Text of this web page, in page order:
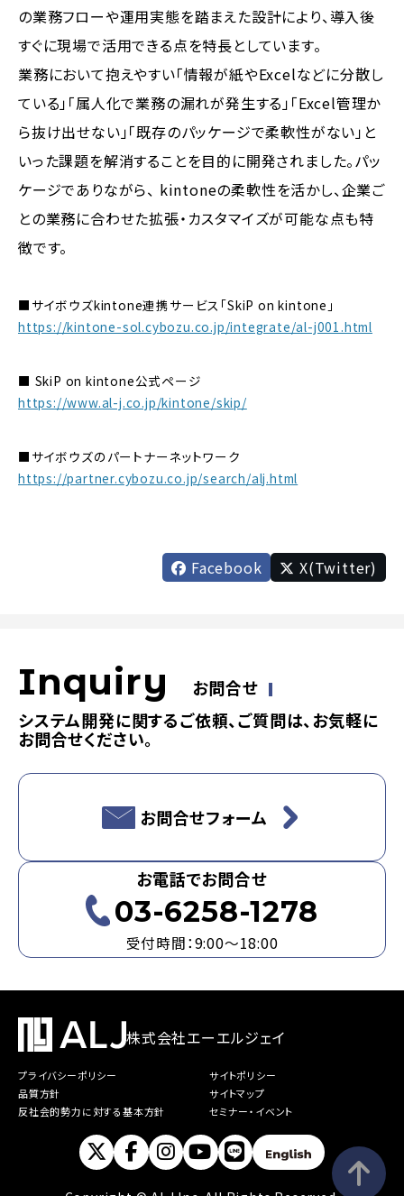
の業務フローや運用実態を踏まえた設計により、導入後
すぐに現場で活用できる点を特長としています。
業務において抱えやすい「情報が紙やExcelなどに分散し
ている」「属人化で業務の漏れが発生する」「Excel管理か
ら抜け出せない」「既存のパッケージで柔軟性がない」と
いった課題を解消することを目的に開発されました。パッ
ケージでありながら、 kintoneの柔軟性を活かし、企業ご
との業務に合わせた拡張・カスタマイズが可能な点も特
徴です。
■サイボウズkintone連携サービス「SkiP on kintone」
https://kintone-sol.cybozu.co.jp/integrate/al-j001.html
■ SkiP on kintone公式ページ
https://www.al-j.co.jp/kintone/skip/
■サイボウズのパートナーネットワーク
https://partner.cybozu.co.jp/search/alj.html
Facebook X(Twitter)
Inquiry
お問合せ
システム開発に関するご依頼、ご質問は、お気軽に
お問合せください。
お問合せフォーム
お電話でお問合せ
03-6258-1278
受付時間：9:00～18:00
株式会社エーエルジェイ
プライバシーポリシー
品質方針
反社会的勢力に対する基本方針
サイトポリシー
サイトマップ
セミナー・イベント